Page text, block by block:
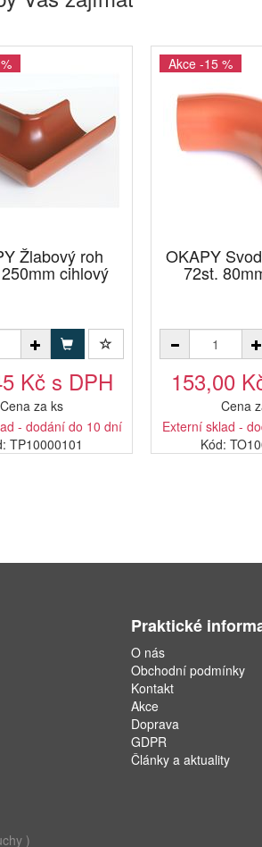
Žlabový roh
cihlový
Kč s DPH
Cena za ks
- dodání do 10 dní
TP10000101
Akce -15 %
OKAPY
72st.
153,00
Cena
Externí sklad -
Kód:
)
Praktické
O nás
Obchodní podmínky
Kontakt
Akce
Doprava
GDPR
Články a aktuality